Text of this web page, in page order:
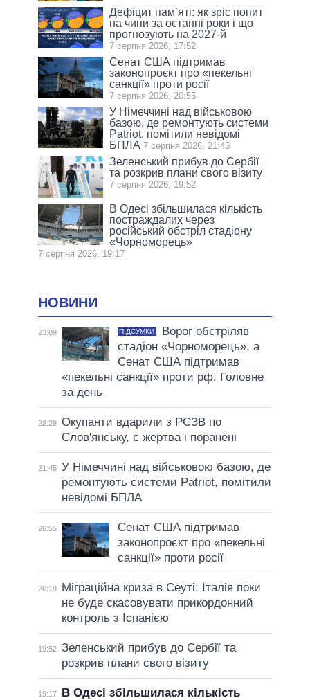
Дефіцит пам’яті: як зріс попит
на чипи за останні роки і що
прогнозують на 2027-й
7 серпня 2026, 17:52
Сенат США підтримав
законопроєкт про «пекельні
санкції» проти росії
7 серпня 2026, 20:55
У Німеччині над військовою
базою, де ремонтують системи
Patriot, помітили невідомі
БПЛА 7 серпня 2026, 21:45
Зеленський прибув до Сербії
та розкрив плани свого візиту
7 серпня 2026, 19:52
В Одесі збільшилася кількість
постраждалих через
російський обстріл стадіону
«Чорноморець»
7 серпня 2026, 19:17
НОВИНИ
23:09 ПІДСУМКИ
Ворог обстріляв
стадіон «Чорноморець», а
Сенат США підтримав
«пекельні санкції» проти рф. Головне
за день
22:29 Окупанти вдарили з РСЗВ по
Слов'янську, є жертва і поранені
21:45 У Німеччині над військовою базою, де
ремонтують системи Patriot, помітили
невідомі БПЛА
20:55
Сенат США підтримав
законопроєкт про «пекельні
санкції» проти росії
20:19
Міграційна криза в Сеуті: Італія поки
не буде скасовувати прикордонний
контроль з Іспанією
19:52 Зеленський прибув до Сербії та
розкрив плани свого візиту
19:17
В Одесі збільшилася кількість